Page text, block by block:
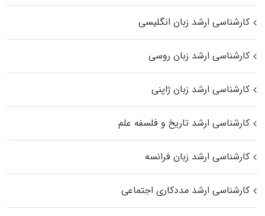
کارشناسی ارشد زبان انگلیسی
کارشناسی ارشد زبان روسی
کارشناسی ارشد زبان ژاپنی
کارشناسی ارشد تاریخ و فلسفه علم
کارشناسی ارشد زبان فرانسه
کارشناسی ارشد مددکاری اجتماعی